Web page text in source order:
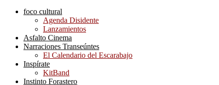
foco cultural
Agenda Disidente
Lanzamientos
Asfalto Cinema
Narraciones Transeúntes
El Calendario del Escarabajo
Inspírate
KitBand
Instinto Forastero